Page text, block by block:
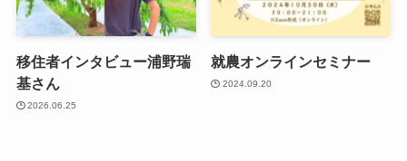
移住者インタビュー浦野瑞
基さん
2026.06.25
就農オンラインセミナー
2024.09.20